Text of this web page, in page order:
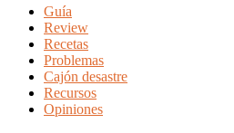
Guía
Review
Recetas
Problemas
Cajón desastre
Recursos
Opiniones